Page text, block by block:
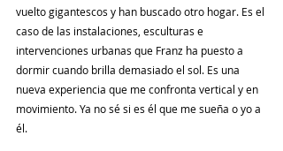
vuelto gigantescos y han buscado otro hogar. Es el
caso de las instalaciones, esculturas e
intervenciones urbanas que Franz ha puesto a
dormir cuando brilla demasiado el sol. Es una
nueva experiencia que me confronta vertical y en
movimiento. Ya no sé si es él que me sueña o yo a
él.